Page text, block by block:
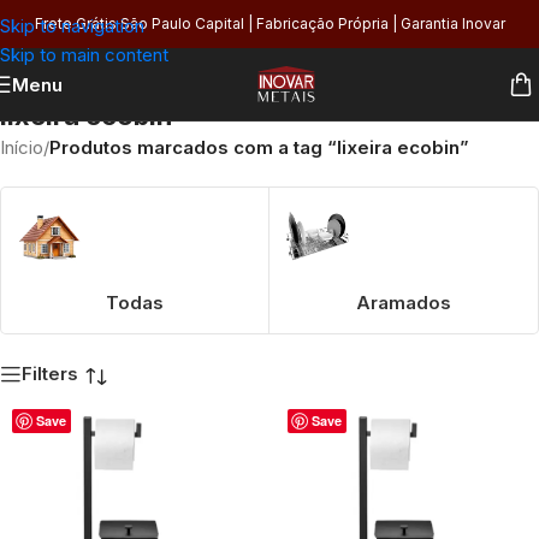
Skip to navigation
Skip to main content
Frete Grátis São Paulo Capital | Fabricação Própria | Garantia Inovar
Menu
lixeira ecobin
Início/Produtos marcados com a tag “lixeira ecobin”
Todas Aramados
Filters
Save Save